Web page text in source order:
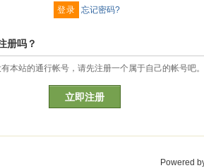
忘记密码?
册吗？
本站的通行帐号，请先注册一个属于自己的帐号吧。
立即注册
Powered